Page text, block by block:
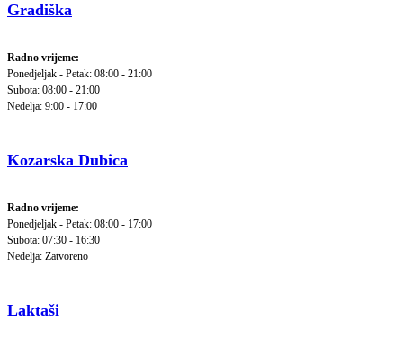
Gradiška
Radno vrijeme:
Ponedjeljak - Petak: 08:00 - 21:00
Subota: 08:00 - 21:00
Nedelja: 9:00 - 17:00
Kozarska Dubica
Radno vrijeme:
Ponedjeljak - Petak: 08:00 - 17:00
Subota: 07:30 - 16:30
Nedelja: Zatvoreno
Laktaši